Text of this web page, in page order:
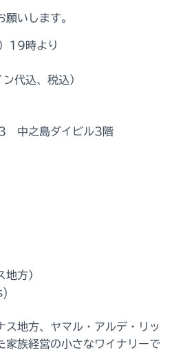
いします。
時より
代込、税込）
中之島ダイビル3階
地方）
ス地方、ヤマル・アルデ・リッ
族経営の小さなワイナリーで